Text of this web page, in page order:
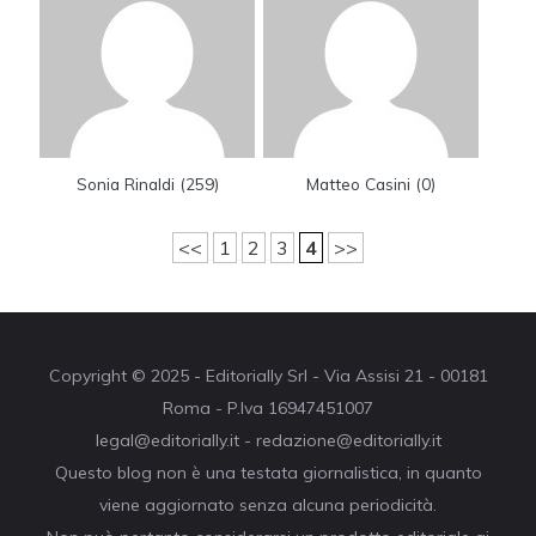
Sonia Rinaldi (259) Matteo Casini (0)
<< 1 2 3 4 >>
Copyright © 2025 - Editorially Srl - Via Assisi 21 - 00181
Roma - P.Iva 16947451007
legal@editorially.it - redazione@editorially.it
Questo blog non è una testata giornalistica, in quanto
viene aggiornato senza alcuna periodicità.